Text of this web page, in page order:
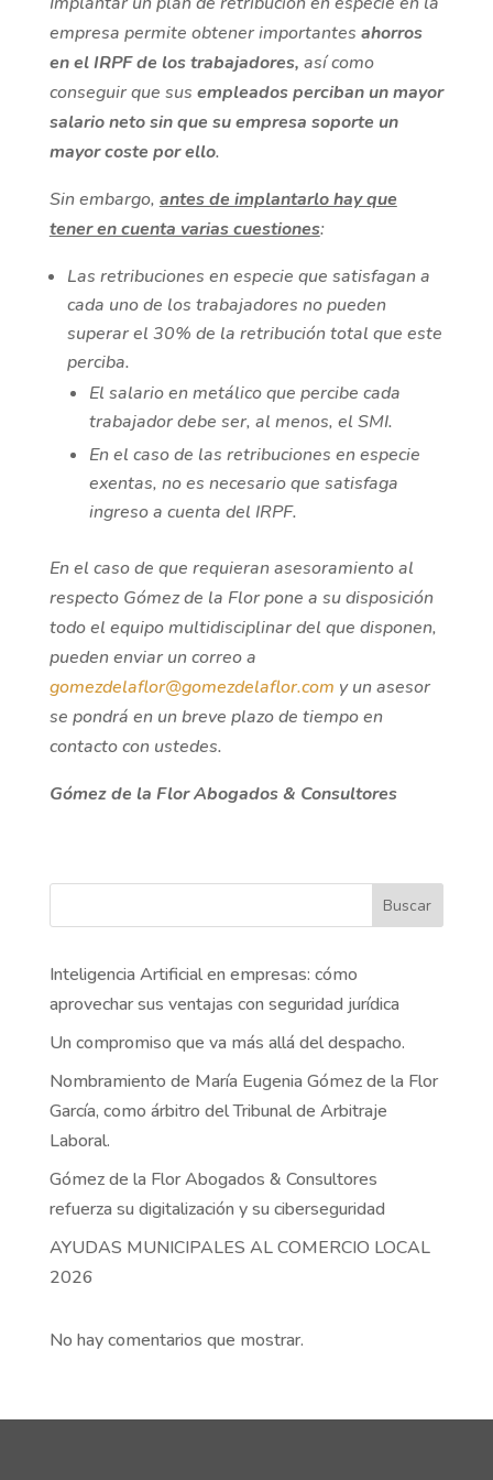
empresa permite obtener importantes ahorros
en el IRPF de los trabajadores, así como
conseguir que sus empleados perciban un mayor
salario neto sin que su empresa soporte un
mayor coste por ello.
Sin embargo,antes de implantarlo hay que
tener en cuenta varias cuestiones:
Las retribuciones en especie que satisfagan a
cada uno de los trabajadores no pueden
superar el 30% de la retribución total que este
perciba.
El salario en metálico que percibe cada
trabajador debe ser, al menos, el SMI.
En el caso de las retribuciones en especie
exentas, no es necesario que satisfaga
ingreso a cuenta del IRPF.
En el caso de que requieran asesoramiento al
respecto Gómez de la Flor pone a su disposición
todo el equipo multidisciplinar del que disponen,
pueden enviar un correo a
gomezdelaflor@gomezdelaflor.com y un asesor
se pondrá en un breve plazo de tiempo en
contacto con ustedes.
Gómez de la Flor Abogados & Consultores
Buscar
Inteligencia Artificial en empresas: cómo
aprovechar sus ventajas con seguridad jurídica
Un compromiso que va más allá del despacho.
Nombramiento de María Eugenia Gómez de la Flor
García, como árbitro del Tribunal de Arbitraje
Laboral.
Gómez de la Flor Abogados & Consultores
refuerza su digitalización y su ciberseguridad
AYUDAS MUNICIPALES AL COMERCIO LOCAL
2026
No hay comentarios que mostrar.